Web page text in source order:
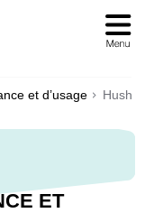
et d’usage
ET